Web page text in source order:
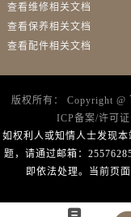
查看维修相关文档
查看保养相关文档
查看配件相关文档
版权所有： Copyright @
ICP备案/许可证
如权利人或知情人士发现
题，请通过邮箱：
即依法处理。当前页